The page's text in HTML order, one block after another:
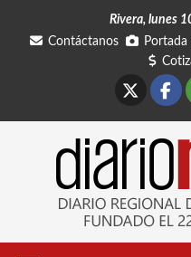
Rivera, lunes
Contáctanos
Portada